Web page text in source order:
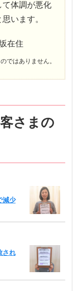
て体調が悪化
います。
在住
ではありません。
さまの
減少
され